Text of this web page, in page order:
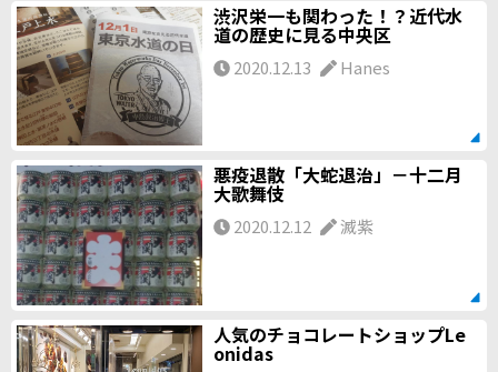
渋沢栄一も関わった！？近代水
道の歴史に見る中央区
2020.12.13 Hanes
悪疫退散「大蛇退治」－十二月
大歌舞伎
2020.12.12 滅紫
人気のチョコレートショップLe
onidas